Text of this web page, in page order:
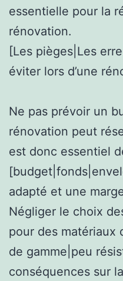
essentielle pour la
rénovation.
[Les pièges|Les
éviter lors d’une
Ne pas prévoir un
rénovation peut
est donc essentiel
adapté et une
Négliger le choix
pour des matériaux
de gamme|peu
conséquences sur